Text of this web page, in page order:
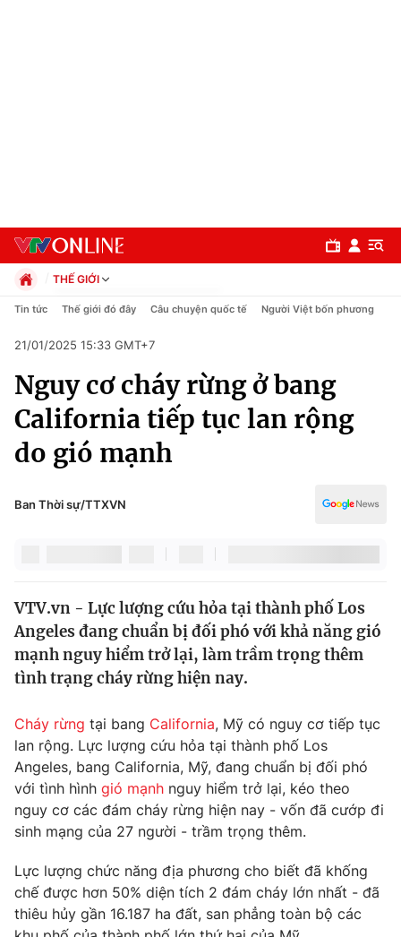
Chuyên mục
Chính trị
Xã hội
Pháp luật
Thế giới
Tin tức
Thế giới đó đây
Câu chuyện quốc tế
Kinh tế
Thị trường
Góc doanh nghiệp
Dữ liệu và đời sống
Truyền hình
Phim VTV
Hậu trường
Nhân vật
Khán giả
Giải trí
Âm nhạc
Sao
Đời sống
Du lịch
Giáo dục
THẾ GIỚI
Chính trị
Pháp luật
Kinh tế
Thể thao
Truyền hình
Văn hóa - Giải trí
Y tế
Công nghệ
Tin tức Thế giới đó đây Câu chuyện quốc tế Người Việt bốn phương
21/01/2025 15:33 GMT+7
Nguy cơ cháy rừng ở bang
California tiếp tục lan rộng
do gió mạnh
Ban Thời sự/TTXVN
VTV.vn - Lực lượng cứu hỏa tại thành phố Los
Angeles đang chuẩn bị đối phó với khả năng gió
mạnh nguy hiểm trở lại, làm trầm trọng thêm
tình trạng cháy rừng hiện nay.
Cháy rừng tại bang California, Mỹ có nguy cơ tiếp tục
lan rộng. Lực lượng cứu hỏa tại thành phố Los
Angeles, bang California, Mỹ, đang chuẩn bị đối phó
với tình hình gió mạnh nguy hiểm trở lại, kéo theo
nguy cơ các đám cháy rừng hiện nay - vốn đã cướp đi
sinh mạng của 27 người - trầm trọng thêm.
Lực lượng chức năng địa phương cho biết đã khống
chế được hơn 50% diện tích 2 đám cháy lớn nhất - đã
thiêu hủy gần 16.187 ha đất, san phẳng toàn bộ các